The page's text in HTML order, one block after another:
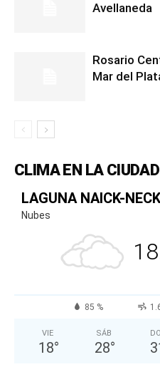
Avellaneda
Rosario
Mar del
CLIMA EN LA CIUDAD
LAGUNA NAICK-NECK
Nubes
85 %
VIE
18°
SÁB
28°